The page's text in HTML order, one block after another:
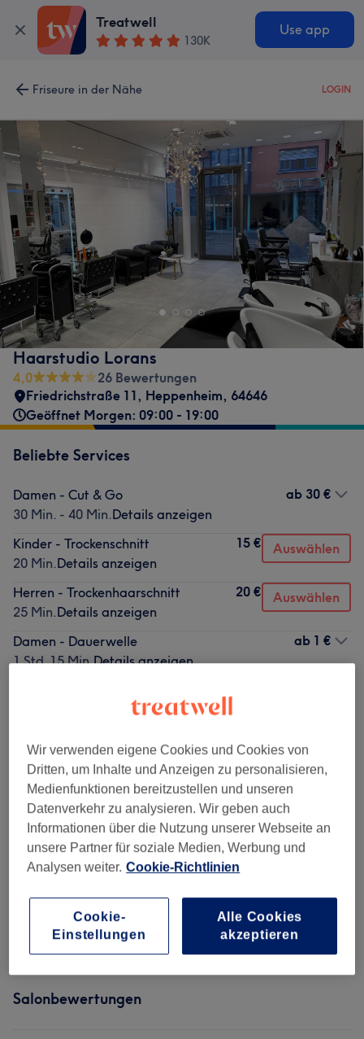
Treatwell
130K
Use app
Friseure in der Nähe LOGIN
Haarstudio Lorans
4,0
26 Bewertungen
Friedrichstraße 11, Heppenheim, 64646
Geöffnet Morgen: 09:00 - 19:00
Beliebte Services
Damen - Cut & Go
30 Min. - 40 Min.Details anzeigen
ab 30 €
Kinder - Trockenschnitt
20 Min.Details anzeigen
15 € Auswählen
Herren - Trockenhaarschnitt
25 Min.Details anzeigen
20 € Auswählen
Damen - Dauerwelle
1 Std. 15 Min.Details anzeigen
ab 1 €
Details anzeigen
Alle Services
Damen - Haarschnitte & Stylings ( 8) ab 1 €
Damen - Farbe & Coloration (3) ab 60 €
Herren - Haarschnitte & Stylings (4)
Kinder - Haarschnitte & Stylings 1)
Salonbewertungen
Wir verwenden eigene Cookies und Cookies von
Dritten, um Inhalte und Anzeigen zu personalisieren,
Medienfunktionen bereitzustellen und unseren
Datenverkehr zu analysieren. Wir geben auch
Informationen über die Nutzung unserer Webseite an
unsere Partner für soziale Medien, Werbung und
Analysen weiter. Cookie-Richtlinien
Cookie-
Einstellungen
Alle Cookies
akzeptieren